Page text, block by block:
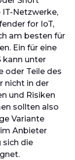
Netzwerke,
for IoT,
am besten für
Ein für eine
kann unter
oder Teile des
nicht in der
und Risiken
sollten also
Variante
Anbieter
sich die